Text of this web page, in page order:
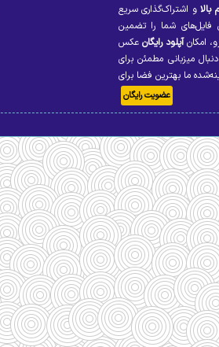
و اشتراک‌گذاری سریع
فایل‌های شما را تضمین
امکانآپلود رایگان عکس
میزبانی مطمئن برای
ما بهترین فضا برای
عضویت رایگان